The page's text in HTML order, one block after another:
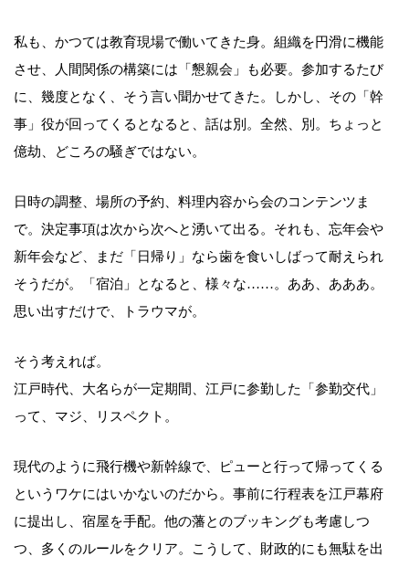
私も、かつては教育現場で働いてきた身。組織を円滑に機能
させ、人間関係の構築には「懇親会」も必要。参加するたび
に、幾度となく、そう言い聞かせてきた。しかし、その「幹
事」役が回ってくるとなると、話は別。全然、別。ちょっと
億劫、どころの騒ぎではない。
日時の調整、場所の予約、料理内容から会のコンテンツま
で。決定事項は次から次へと湧いて出る。それも、忘年会や
新年会など、まだ「日帰り」なら歯を食いしばって耐えられ
そうだが。「宿泊」となると、様々な……。ああ、あああ。
思い出すだけで、トラウマが。
そう考えれば。
江戸時代、大名らが一定期間、江戸に参勤した「参勤交代」
って、マジ、リスペクト。
現代のように飛行機や新幹線で、ピューと行って帰ってくる
というワケにはいかないのだから。事前に行程表を江戸幕府
に提出し、宿屋を手配。他の藩とのブッキングも考慮しつ
つ、多くのルールをクリア。こうして、財政的にも無駄を出